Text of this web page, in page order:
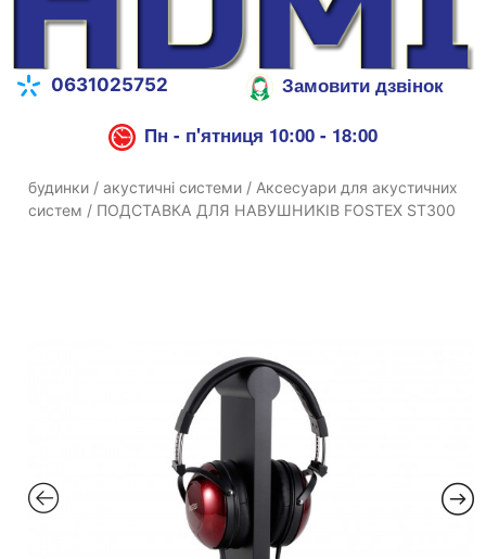
0631025752
Замовити дзвінок
Пн - п'ятниця 10:00 - 18:00
будинки /акустичні системи / Аксесуари для акустичних
систем / ПОДСТАВКА ДЛЯ НАВУШНИКІВ FOSTEX ST300